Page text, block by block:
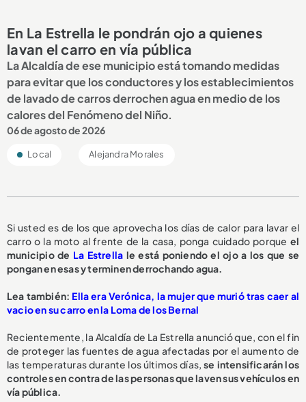
En La Estrella le pondrán ojo a quienes
lavan el carro en vía pública
La Alcaldía de ese municipio está tomando medidas
para evitar que los conductores y los establecimientos
de lavado de carros derrochen agua en medio de los
calores del Fenómeno del Niño.
06 de agosto de 2026
Local Alejandra Morales
Si usted es de los que aprovecha los días de calor para lavar el
carro o la moto al frente de la casa, ponga cuidado porque el
municipio de La Estrella le está poniendo el ojo a los que se
pongan en esas y terminen derrochando agua.
Lea también: Ella era Verónica, la mujer que murió tras caer al
vacio en su carro en la Loma de los Bernal
Recientemente, la Alcaldía de La Estrella anunció que, con el fin
de proteger las fuentes de agua afectadas por el aumento de
las temperaturas durante los últimos días, se intensificarán los
controles en contra de las personas que laven sus vehículos en
vía pública.